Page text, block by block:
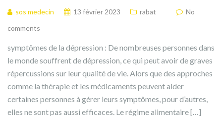
sos medecin 13 février 2023 rabat
No
comments
symptômes de la dépression : De nombreuses personnes dans
le monde souffrent de dépression, ce qui peut avoir de graves
répercussions sur leur qualité de vie. Alors que des approches
comme la thérapie et les médicaments peuvent aider
certaines personnes à gérer leurs symptômes, pour d’autres,
elles ne sont pas aussi efficaces. Le régime alimentaire […]